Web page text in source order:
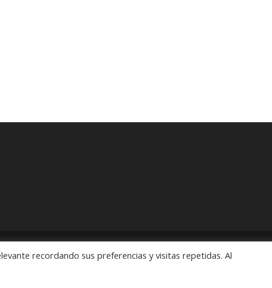
55 5563 2913 y 55 5563 1186 Rubens # 3, Esquina Revolución,
recordando sus preferencias y visitas repetidas. Al